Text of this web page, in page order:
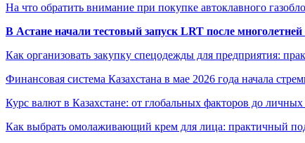
На что обратить внимание при покупке автоклавного
В Астане начали тестовый запуск LRT после многолетней
Как организовать закупку спецодежды для предприятия:
Финансовая система Казахстана в мае 2026 года начала
Курс валют в Казахстане: от глобальных факторов до
Как выбрать омолаживающий крем для лица: практичный